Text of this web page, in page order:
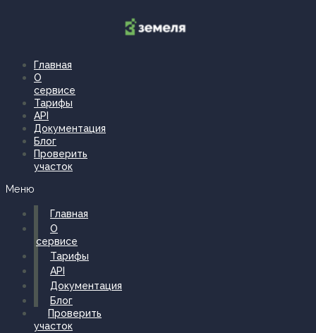
Главная
О
сервисе
Тарифы
API
Документация
Блог
Проверить
участок
Меню
Главная
О
сервисе
Тарифы
API
Документация
Блог
Проверить
участок